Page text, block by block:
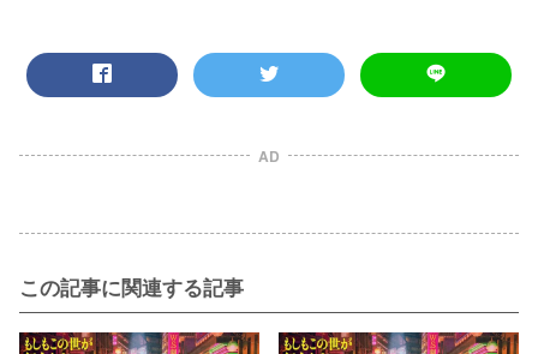
AD
この記事に関連する記事